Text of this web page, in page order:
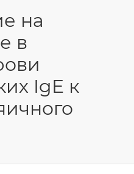
на
в
IgE к